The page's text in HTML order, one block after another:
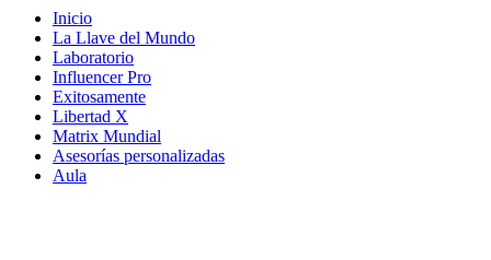
Inicio
La Llave del Mundo
Laboratorio
Influencer Pro
Exitosamente
Libertad X
Matrix Mundial
Asesorías personalizadas
Aula